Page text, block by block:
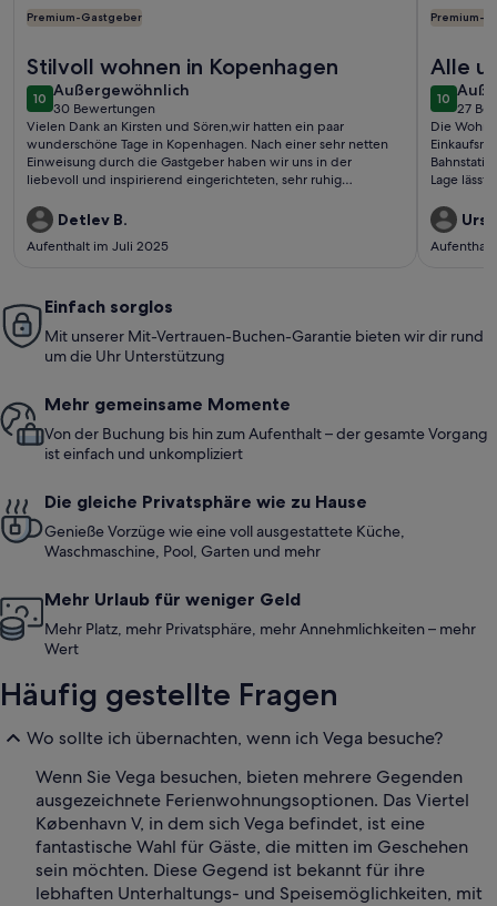
Premium-Gastgeber
Stilvoll wohnen in Kopenhagen
1010 von 10
Außergewöhnlich
außergewöhnlich
30 Bewertungen
(30
bewertungen)
Vielen Dank an Kirsten und Sören,wir hatten ein paar
wunderschöne Tage in Kopenhagen. Nach einer sehr netten
Einweisung durch die Gastgeber haben wir uns in der
liebevoll und inspirierend eingerichteten, sehr ruhig
wieder!Detlev und Eike
Detlev B.
Aufenthalt im Juli 2025
Premium-
Alle
erfüllt
1010 von
27
(27
Die
Lage lässt
zufrieden.
Einfach sorglos
Mit unserer Mit-Vertrauen-Buchen-Garantie bieten wir dir rund
um die Uhr Unterstützung
Mehr gemeinsame Momente
Von der Buchung bis hin zum Aufenthalt – der gesamte Vorgang
ist einfach und unkompliziert
Die gleiche Privatsphäre wie zu Hause
Genieße Vorzüge wie eine voll ausgestattete Küche,
Waschmaschine, Pool, Garten und mehr
Mehr Urlaub für weniger Geld
Mehr Platz, mehr Privatsphäre, mehr Annehmlichkeiten – mehr
Wert
Häufig gestellte Fragen
Wo sollte ich übernachten, wenn ich Vega besuche?
Wenn Sie Vega besuchen, bieten mehrere Gegenden
ausgezeichnete Ferienwohnungsoptionen. Das Viertel
København V, in dem sich Vega befindet, ist eine
fantastische Wahl für Gäste, die mitten im Geschehen
sein möchten. Diese Gegend ist bekannt für ihre
lebhaften Unterhaltungs- und Speisemöglichkeiten, mit